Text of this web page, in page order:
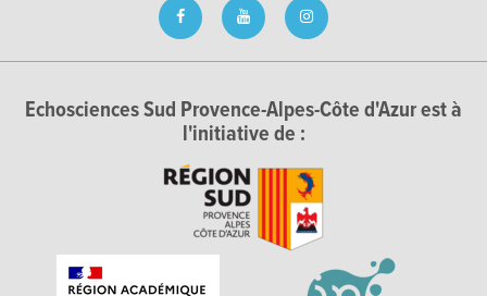
Echosciences Sud Provence-Alpes-Côte d'Azur est à
l'initiative de :